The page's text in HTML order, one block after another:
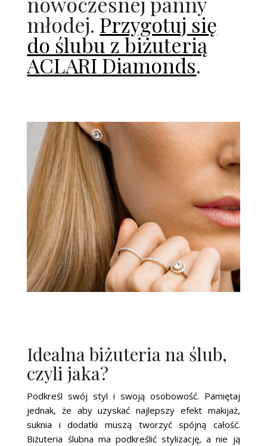
młodej. Przygotuj się
do ślubu z biżuterią
ACLARI Diamonds.
Idealna biżuteria na ślub,
czyli jaka?
Podkreśl swój styl i swoją osobowość. Pamiętaj
jednak, że aby uzyskać najlepszy efekt makijaż,
suknia i dodatki muszą tworzyć spójną całość.
Biżuteria ślubna ma podkreślić stylizację, a nie ją